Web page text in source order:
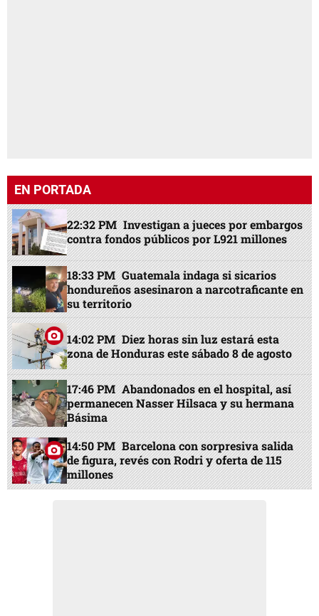
EN PORTADA
22:32 PM Investigan a jueces por embargos
contra fondos públicos por L921 millones
18:33 PM Guatemala indaga si sicarios
hondureños asesinaron a narcotraficante en
su territorio
14:02 PM Diez horas sin luz estará esta
zona de Honduras este sábado 8 de agosto
17:46 PM Abandonados en el hospital, así
permanecen Nasser Hilsaca y su hermana
Básima
14:50 PM Barcelona con sorpresiva salida
de figura, revés con Rodri y oferta de 115
millones